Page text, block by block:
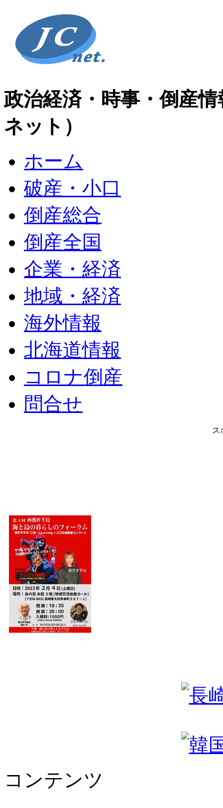
政治経済・時事・倒産
ネット）
ホーム
破産・小口
倒産総合
倒産全国
企業・経済
地域・経済
海外情報
北海道情報
コロナ倒産
問合せ
ス
コンテンツ